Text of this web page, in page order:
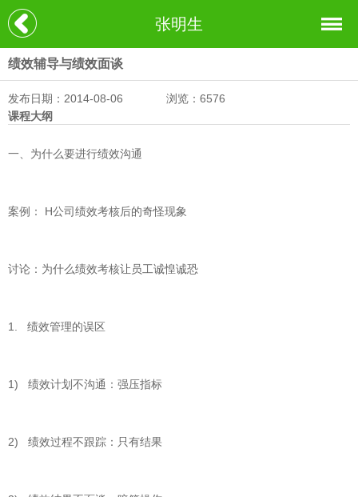
张明生
绩效辅导与绩效面谈
发布日期：2014-08-06
浏览：6576
课程大纲
一、为什么要进行绩效沟通
案例： H公司绩效考核后的奇怪现象
讨论：为什么绩效考核让员工诚惶诚恐
1. 绩效管理的误区
1) 绩效计划不沟通：强压指标
2) 绩效过程不跟踪：只有结果